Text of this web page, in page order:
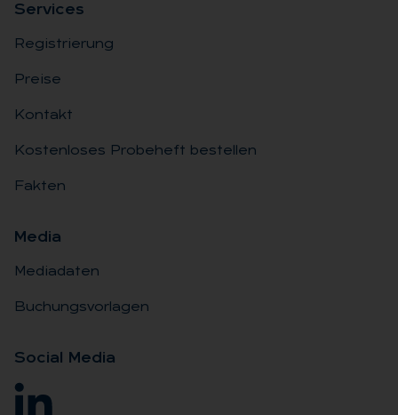
Ser­vices
Registrierung
Preise
Kontakt
Kostenloses Probeheft bestellen
Fakten
Me­dia
Mediadaten
Buchungsvorlagen
So­ci­al Me­dia